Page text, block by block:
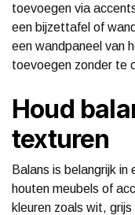
toevoegen via
een bijzettafel of
een wandpaneel van
toevoegen zonder te
Houd
texturen
Balans is belangrijk in
houten meubels of
kleuren zoals wit,